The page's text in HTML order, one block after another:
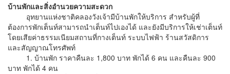
บ้านพักและสิ่งอำนวยความสะดวก
อุทยานแห่งชาติคลองวังเจ้ามีบ้านพักให้บริการ สำหรับผู้ที่
ต้องการพักเต็นท์สามารถนำเต็นท์ไปเองได้ และยังมีบริการให้เช่าเต็นท์
โดยเสียค่าธรรมเนียมสถานที่กางเต็นท์ ระบบไฟฟ้า ร้านสวัสดิการ
และสัญญาณโทรศัพท์
1. บ้านพัก ราคาคืนละ 1,800 บาท พักได้ 6 คน และคืนละ 900
บาท พักได้ 4 คน